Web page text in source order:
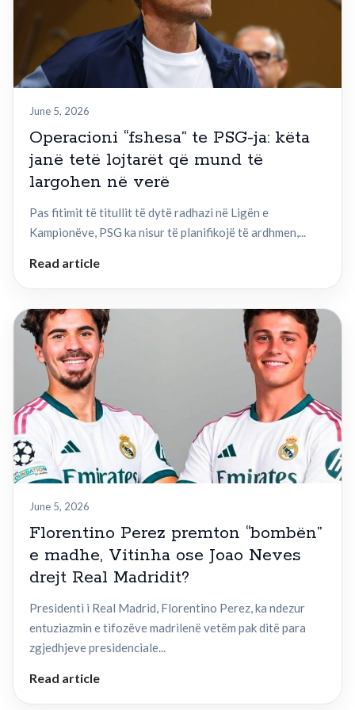
June 5, 2026
Operacioni “fshesa” te PSG-ja: këta
janë tetë lojtarët që mund të
largohen në verë
Pas fitimit të titullit të dytë radhazi në Ligën e
Kampionëve, PSG ka nisur të planifikojë të ardhmen,...
Read article
June 5, 2026
Florentino Perez premton “bombën”
e madhe, Vitinha ose Joao Neves
drejt Real Madridit?
Presidenti i Real Madrid, Florentino Perez, ka ndezur
entuziazmin e tifozëve madrilenë vetëm pak ditë para
zgjedhjeve presidenciale...
Read article